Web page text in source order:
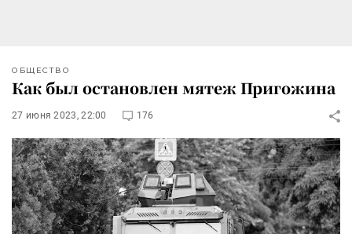
ОБЩЕСТВО
Как был остановлен мятеж Пригожина
27 июня 2023, 22:00 176